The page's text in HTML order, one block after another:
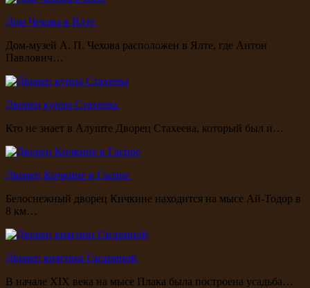
Дом Чехова в Ялте
Дом-музей А. П. Чехова расположен в Ялте, где Антон
Павлович…
Дворец купца Стахеева
Кто не знает в Алуште Дворец Стахеева, который был и…
Дворец Кичкине в Гаспре
Белоснежный дворец Кичкине находится на мысе Ай-Тодор в
8 км…
Дворец княгини Гагариной
В начале XIX века на мысе Плака была построена усадьба…